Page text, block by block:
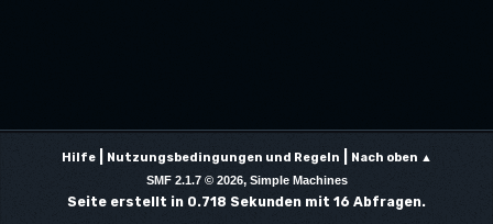
Hilfe| Nutzungsbedingungen und Regeln Nach oben ▲
SMF 2.1.7 © 2026, Simple Machines
Seite erstellt in 0.718 Sekunden mit 16 Abfragen.